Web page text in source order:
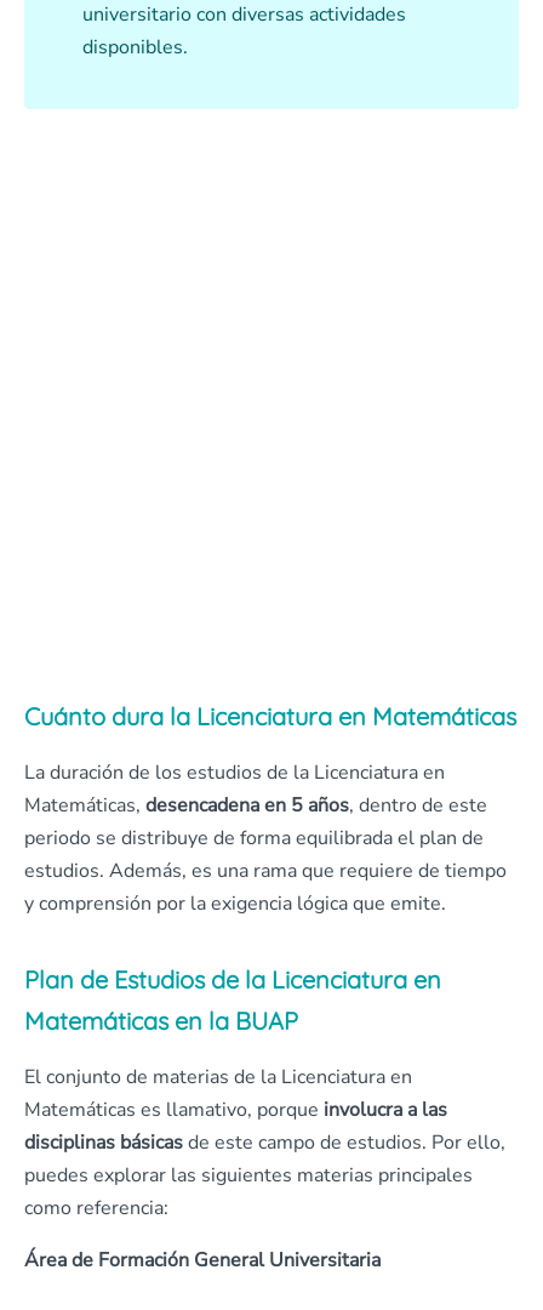
universitario con diversas actividades
disponibles.
Cuánto dura la Licenciatura en Matemáticas
La duración de los estudios de la Licenciatura en
Matemáticas, desencadena en 5 años, dentro de este
periodo se distribuye de forma equilibrada el plan de
estudios. Además, es una rama que requiere de tiempo
y comprensión por la exigencia lógica que emite.
Plan de Estudios de la Licenciatura en
Matemáticas en la BUAP
El conjunto de materias de la Licenciatura en
Matemáticas es llamativo, porque involucra a las
disciplinas básicasde este campo de estudios. Por ello,
puedes explorar las siguientes materias principales
como referencia:
Área de Formación General Universitaria